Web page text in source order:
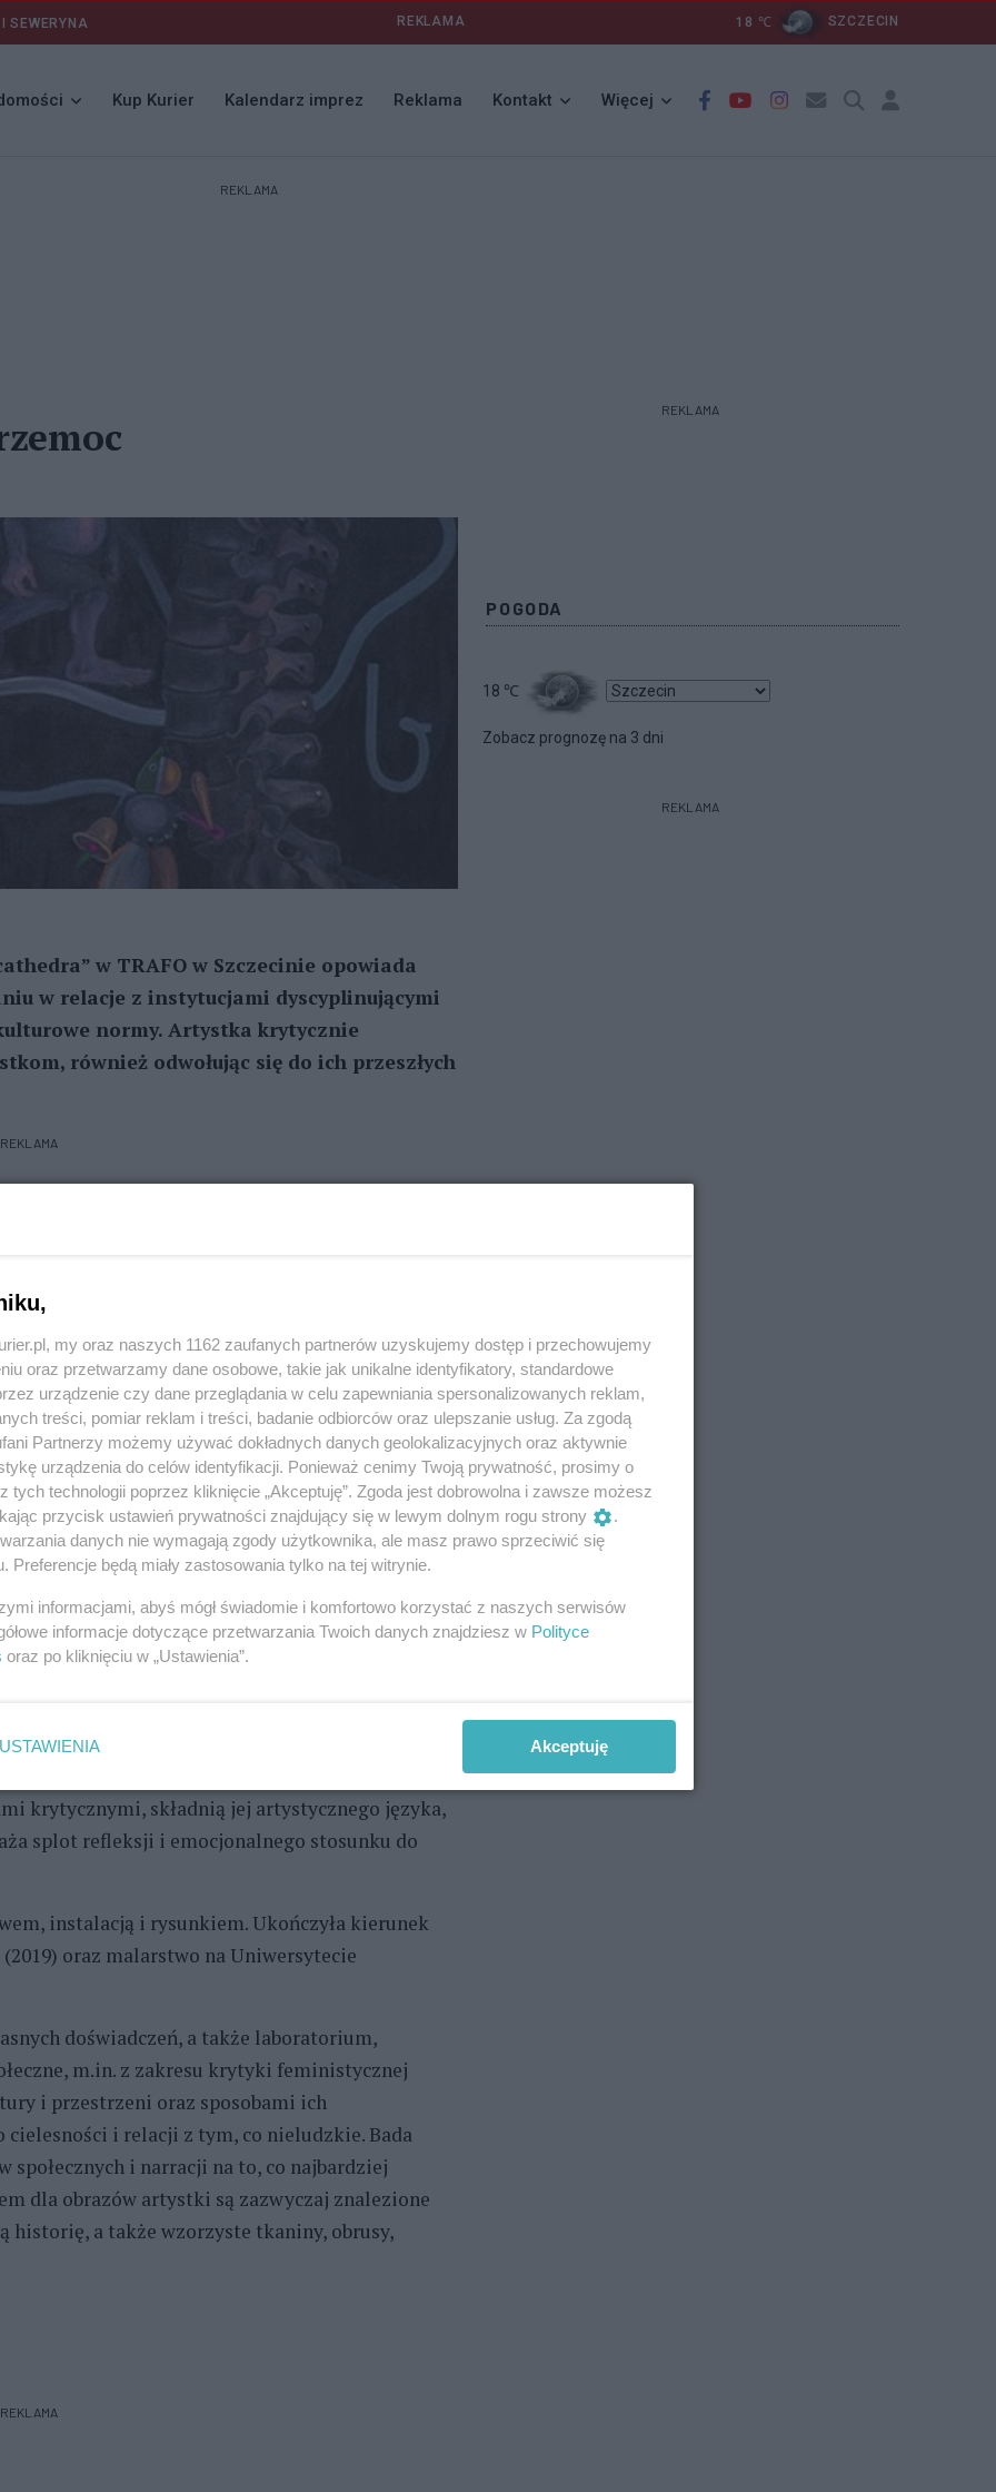
SEWERYNA REKLAMA 18 ℃ SZCZECIN
Kup Kurier Kalendarz imprez Reklama Kontakt Więcej
REKLAMA
w TRAFO w Szczecinie opowiada
w relacje z instytucjami dyscyplinującymi
normy. Artystka krytycznie
również odwołując się do ich przeszłych
REKLAMA
dorastanie w Szczecinie w bloku
legenda: pierwsza czarna msza w Polsce miała
Bismarcka. W tym samym czasie formowała
częścią była nastoletnia wtedy Sakowska,
się trend na estetykę okultyzmu.
fragmentaryczne światy i systemy
ład, ufundowany na rytualnej przemocy,
racjonalnych instytucji. Sakowska
autorów takich jak Sylvia Federici czy
i represji jako narzędzi, które
obrazem a obiektem przestrzennym.
Powierzchnią malarską są dla Sakowskiej
dla kotów. Liczne postaci w jej przedstawieniach,
na tłach, wyblakłych, niknących w cieniu,
architektonicznych tworów,
achronologiczność i formalna
krytycznymi, składnią jej artystycznego języka,
splot refleksji i emocjonalnego stosunku do
instalacją i rysunkiem. Ukończyła kierunek
oraz malarstwo na Uniwersytecie
doświadczeń, a także laboratorium,
m.in. z zakresu krytyki feministycznej
i przestrzeni oraz sposobami ich
i relacji z tym, co nieludzkie. Bada
społecznych i narracji na to, co najbardziej
dla obrazów artystki są zazwyczaj znalezione
historię, a także wzorzyste tkaniny, obrusy,
REKLAMA
REKLAMA
POGODA
18 ℃
Zobacz prognozę na 3 dni
REKLAMA
my oraz naszych 1162 zaufanych partnerów uzyskujemy dostęp i przechowujemy
oraz przetwarzamy dane osobowe, takie jak unikalne identyfikatory, standardowe
urządzenie czy dane przeglądania w celu zapewniania spersonalizowanych reklam,
treści, pomiar reklam i treści, badanie odbiorców oraz ulepszanie usług. Za zgodą
Partnerzy możemy używać dokładnych danych geolokalizacyjnych oraz aktywnie
urządzenia do celów identyfikacji. Ponieważ cenimy Twoją prywatność, prosimy o
tych technologii poprzez kliknięcie „Akceptuję”. Zgoda jest dobrowolna i zawsze możesz
przycisk ustawień prywatności znajdujący się w lewym dolnym rogu strony
.
danych nie wymagają zgody użytkownika, ale masz prawo sprzeciwić się
Preferencje będą miały zastosowania tylko na tej witrynie.
informacjami, abyś mógł świadomie i komfortowo korzystać z naszych serwisów
informacje dotyczące przetwarzania Twoich danych znajdziesz w Polityce
oraz po kliknięciu w „Ustawienia”.
USTAWIENIA Akceptuję